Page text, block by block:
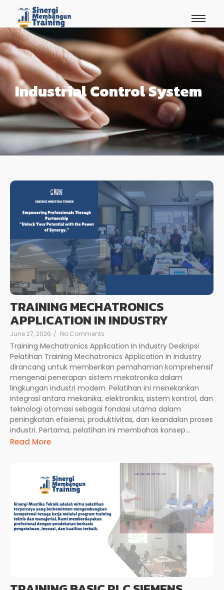
Industrial Control System
TRAINING MECHATRONICS
APPLICATION IN INDUSTRY
June 27, 2026 / No Comments
Training Mechatronics Application In Industry Deskripsi
Pelatihan Training Mechatronics Application In Industry
dirancang untuk memberikan pemahaman komprehensif
mengenai penerapan sistem mekatronika dalam
lingkungan industri modern. Pelatihan ini menekankan
integrasi antara mekanika, elektronika, sistem kontrol, dan
teknologi otomasi sebagai fondasi utama dalam
peningkatan efisiensi, produktivitas, dan keandalan proses
industri. Pertama, pelatihan ini membahas konsep...
Read More